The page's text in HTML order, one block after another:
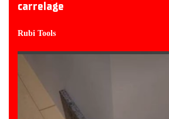
carrelage
Rubi Tools